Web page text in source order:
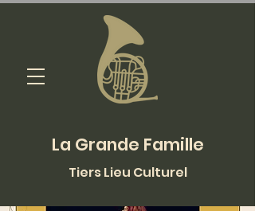
La Grande Famille
Tiers Lieu Culturel